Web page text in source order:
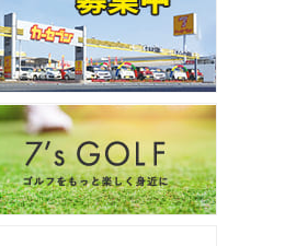
2位
トヨタ
ハリアー